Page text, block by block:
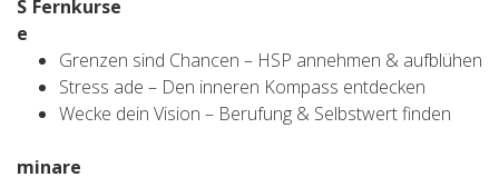
Fernkurse
Grenzen sind Chancen – HSP annehmen & aufblühen
Stress ade – Den inneren Kompass entdecken
Wecke dein Vision – Berufung & Selbstwert finden
S
e
minare